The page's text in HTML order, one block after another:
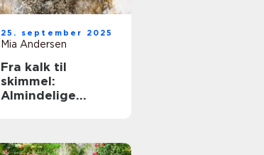
25. september 2025
Mia Andersen
Fra kalk til
skimmel:
Almindelige